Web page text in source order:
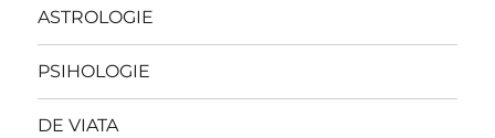
ASTROLOGIE
PSIHOLOGIE
DE VIATA